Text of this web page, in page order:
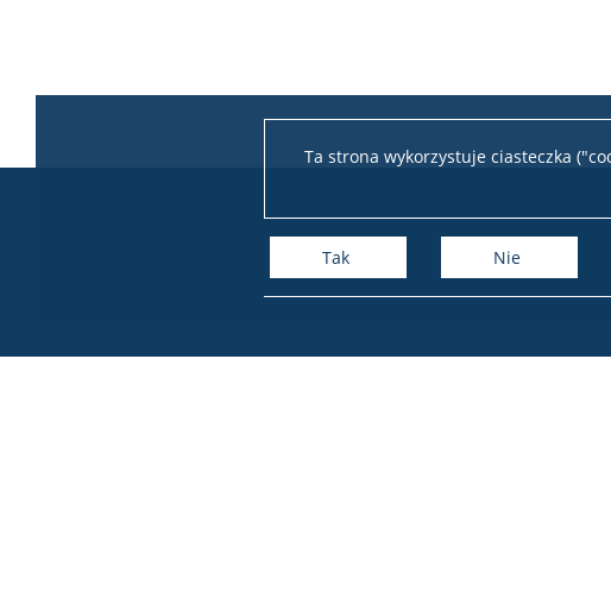
Ta strona wykorzystuje ciasteczka
Tak Nie